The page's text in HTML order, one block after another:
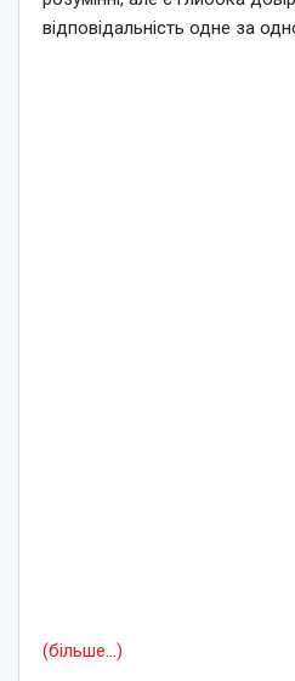
відповідальність одне за
(більше…)